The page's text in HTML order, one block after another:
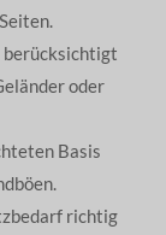
berücksichtigt
oder
Basis
richtig